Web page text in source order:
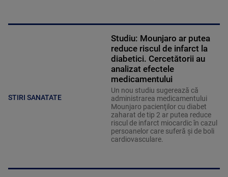
STIRI SANATATE
Studiu: Mounjaro ar putea
reduce riscul de infarct la
diabetici. Cercetătorii au
analizat efectele
medicamentului
Un nou studiu sugerează că
administrarea medicamentului
Mounjaro pacienţilor cu diabet
zaharat de tip 2 ar putea reduce
riscul de infarct miocardic în cazul
persoanelor care suferă şi de boli
cardiovasculare.